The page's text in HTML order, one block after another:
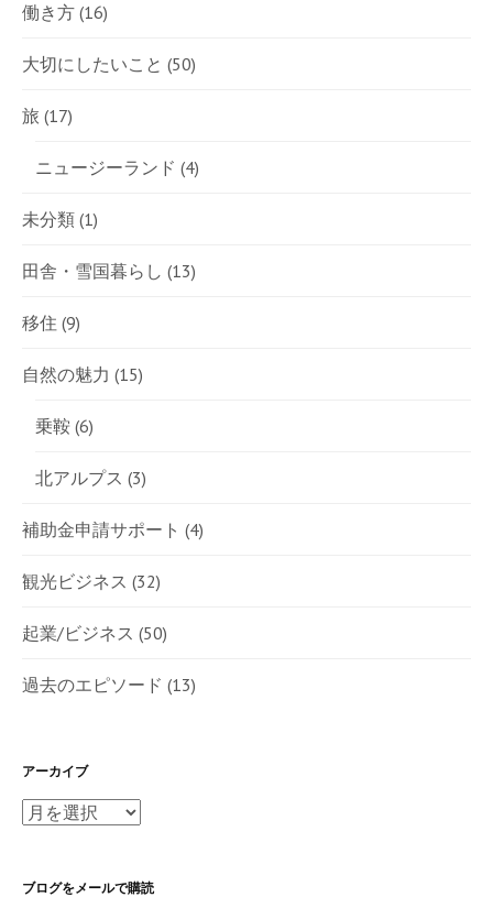
働き方 (16)
大切にしたいこと (50)
旅 (17)
ニュージーランド (4)
未分類 (1)
田舎・雪国暮らし (13)
移住 (9)
自然の魅力 (15)
乗鞍 (6)
北アルプス (3)
補助金申請サポート (4)
観光ビジネス (32)
起業/ビジネス (50)
過去のエピソード (13)
アーカイブ
ア
イ
ブログをメールで購読